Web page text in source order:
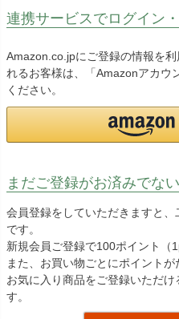
連携サービスでログイン
Amazon.co.jpにご登録の情報を
れるお客様は、「Amazonアカウ
ください。
まだご登録がお済みでな
会員登録をしていただきますと
です。
新規会員ご登録で100ポイント（
また、お買い物ごとにポイントが
お気に入り商品をご登録いただ
す。